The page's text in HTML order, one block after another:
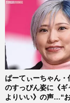
ぱーてぃーちゃん・
のすっぴん姿に《ギ
よりいい》の声…“